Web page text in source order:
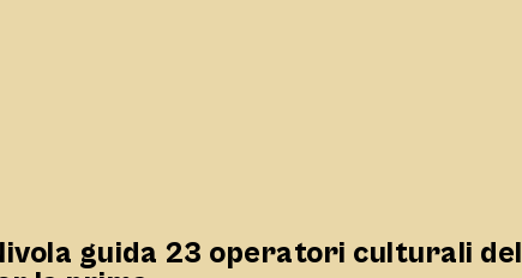
guida 23 operatori culturali del